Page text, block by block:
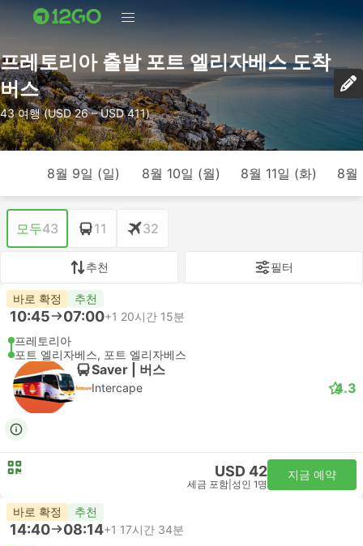
프레토리아 출발 포트 엘리자베스 도착
버스
43 여행 (USD 26 – USD 411)
8월 9일 (일) 8월 10일 (월) 8월 11일 (화) 8월
모두43 11 32
추천 필터
바로 확정 추천
10:45 07:00+1 20시간 15분
프레토리아
포트 엘리자베스, 포트 엘리자베스
Saver | 버스
Intercape 4.3
USD 42
세금 포함 성인 1명
지금 예약
바로 확정 추천
14:40 08:14+1 17시간 34분